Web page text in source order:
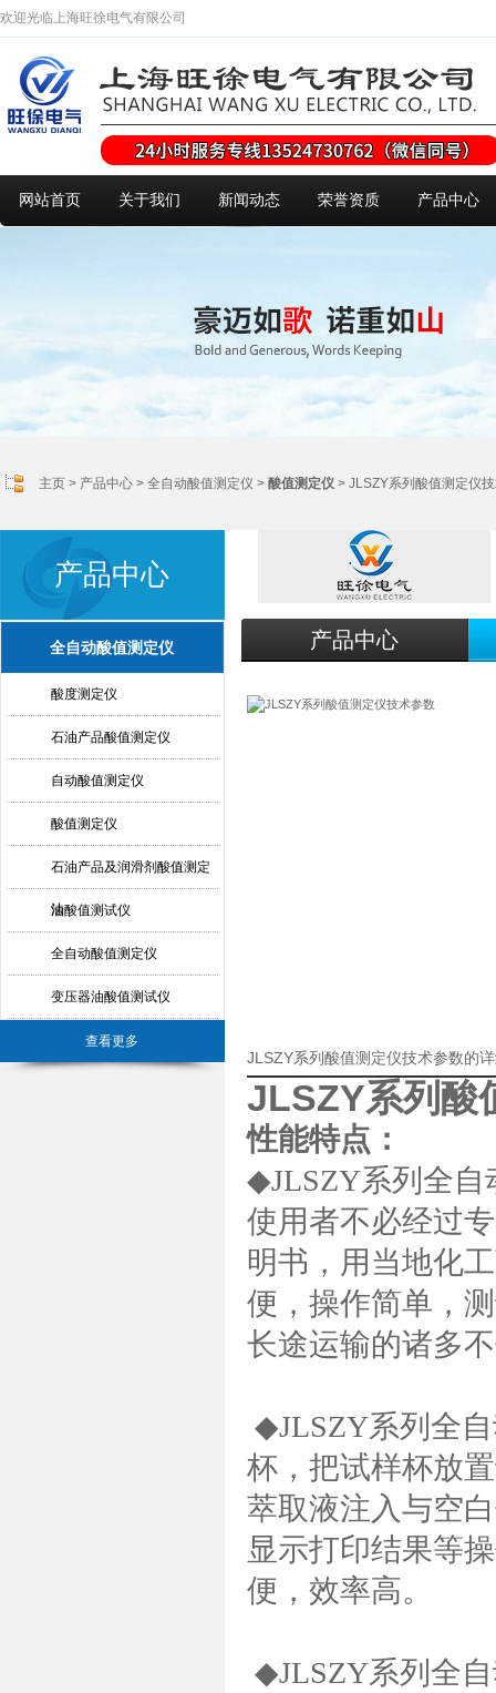
欢迎光临上海旺徐电气有限公司
网站首页 关于我们 新闻动态 荣誉资质 产品中心
主页 > 产品中心 > 全自动酸值测定仪 > 酸值测定仪 > JLSZY系列酸值测定仪
产品中心
全自动酸值测定仪
酸度测定仪
石油产品酸值测定仪
自动酸值测定仪
酸值测定仪
石油产品及润滑剂酸值测定
法
油酸值测试仪
全自动酸值测定仪
变压器油酸值测试仪
查看更多
产品中心
JLSZY系列酸值测定仪技术参数的
JLSZY系列酸
性能特点：
◆JLSZY系列全自
使用者不必经过
明书，用当地化
便，操作简单，
长途运输的诸多
◆JLSZY系列全
杯，把试样杯放
萃取液注入与空
显示打印结果等
便，效率高。
◆JLSZY系列全